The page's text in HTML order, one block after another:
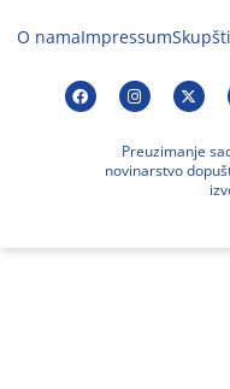
O namaImpressum
Preuzimanje
novinarstvo